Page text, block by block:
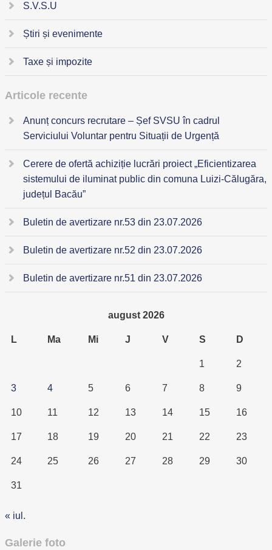
S.V.S.U
Știri și evenimente
Taxe și impozite
Articole recente
Anunț concurs recrutare – Șef SVSU în cadrul
Serviciului Voluntar pentru Situații de Urgență
Cerere de ofertă achiziție lucrări proiect „Eficientizarea
sistemului de iluminat public din comuna Luizi-Călugăra,
județul Bacău”
Buletin de avertizare nr.53 din 23.07.2026
Buletin de avertizare nr.52 din 23.07.2026
Buletin de avertizare nr.51 din 23.07.2026
august 2026
L Ma Mi J V S D
1 2
3 4 5 6 7 8 9
10 11 12 13 14 15 16
17 18 19 20 21 22 23
24 25 26 27 28 29 30
31
« iul.
Galerie foto